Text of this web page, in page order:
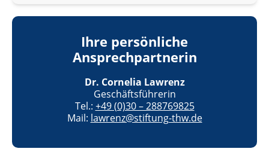
Ihre persönliche
Ansprechpartnerin
Dr. Cornelia Lawrenz
Geschäftsführerin
Tel.: +49 (0)30 – 288769825
Mail: lawrenz@stiftung-thw.de